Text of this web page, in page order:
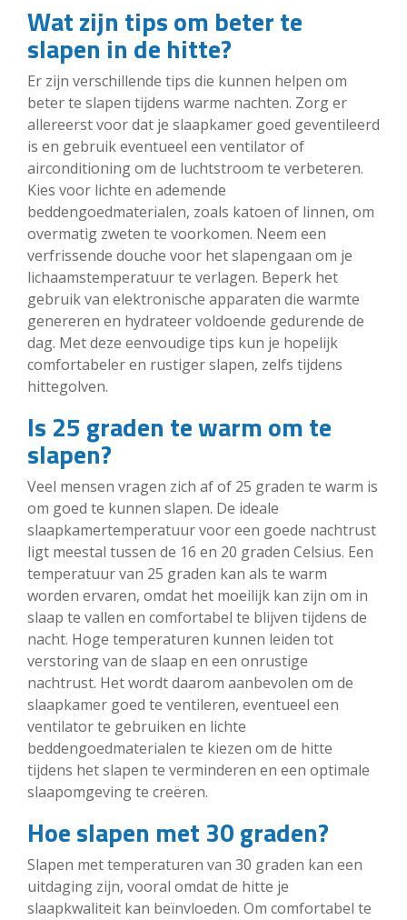
Wat zijn tips om beter te
slapen in de hitte?
Er zijn verschillende tips die kunnen helpen om
beter te slapen tijdens warme nachten. Zorg er
allereerst voor dat je slaapkamer goed geventileerd
is en gebruik eventueel een ventilator of
airconditioning om de luchtstroom te verbeteren.
Kies voor lichte en ademende
beddengoedmaterialen, zoals katoen of linnen, om
overmatig zweten te voorkomen. Neem een
verfrissende douche voor het slapengaan om je
lichaamstemperatuur te verlagen. Beperk het
gebruik van elektronische apparaten die warmte
genereren en hydrateer voldoende gedurende de
dag. Met deze eenvoudige tips kun je hopelijk
comfortabeler en rustiger slapen, zelfs tijdens
hittegolven.
Is 25 graden te warm om te
slapen?
Veel mensen vragen zich af of 25 graden te warm is
om goed te kunnen slapen. De ideale
slaapkamertemperatuur voor een goede nachtrust
ligt meestal tussen de 16 en 20 graden Celsius. Een
temperatuur van 25 graden kan als te warm
worden ervaren, omdat het moeilijk kan zijn om in
slaap te vallen en comfortabel te blijven tijdens de
nacht. Hoge temperaturen kunnen leiden tot
verstoring van de slaap en een onrustige
nachtrust. Het wordt daarom aanbevolen om de
slaapkamer goed te ventileren, eventueel een
ventilator te gebruiken en lichte
beddengoedmaterialen te kiezen om de hitte
tijdens het slapen te verminderen en een optimale
slaapomgeving te creëren.
Hoe slapen met 30 graden?
Slapen met temperaturen van 30 graden kan een
uitdaging zijn, vooral omdat de hitte je
slaapkwaliteit kan beïnvloeden. Om comfortabel te